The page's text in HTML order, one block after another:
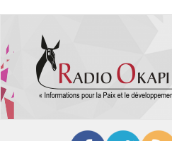
contenu
principal